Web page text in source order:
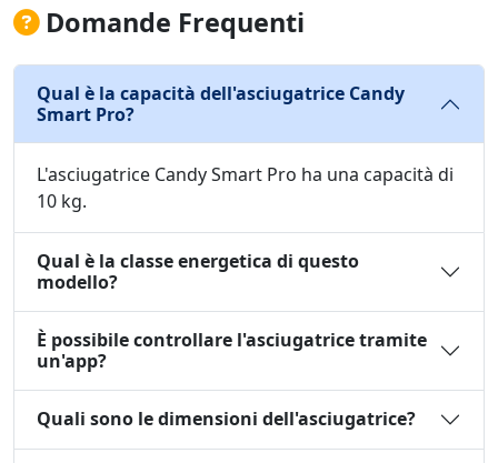
Domande Frequenti
Qual è la capacità dell'asciugatrice Candy
Smart Pro?
L'asciugatrice Candy Smart Pro ha una capacità di
10 kg.
Qual è la classe energetica di questo
modello?
È possibile controllare l'asciugatrice tramite
un'app?
Quali sono le dimensioni dell'asciugatrice?